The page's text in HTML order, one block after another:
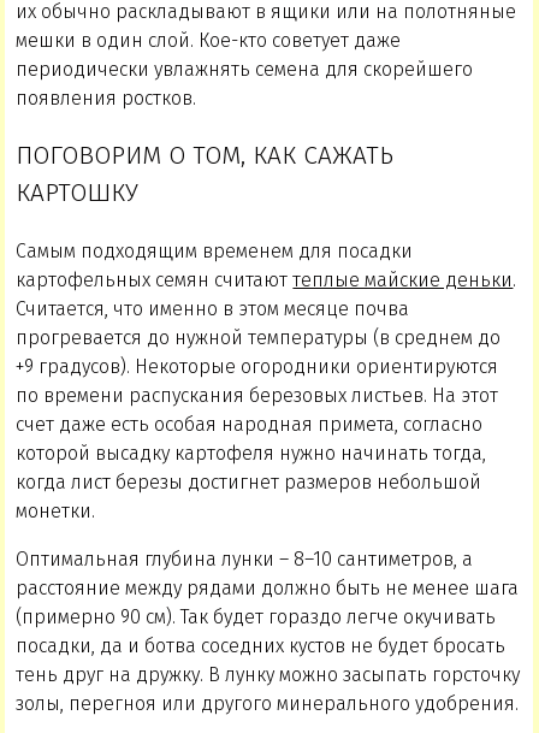
их обычно раскладывают в ящики или на полотняные
мешки в один слой. Кое-кто советует даже
периодически увлажнять семена для скорейшего
появления ростков.
ПОГОВОРИМ О ТОМ, КАК САЖАТЬ
КАРТОШКУ
Самым подходящим временем для посадки
картофельных семян считаюттеплые майские деньки.
Считается, что именно в этом месяце почва
прогревается до нужной температуры (в среднем до
+9 градусов). Некоторые огородники ориентируются
по времени распускания березовых листьев. На этот
счет даже есть особая народная примета, согласно
которой высадку картофеля нужно начинать тогда,
когда лист березы достигнет размеров небольшой
монетки.
Оптимальная глубина лунки – 8–10 сантиметров, а
расстояние между рядами должно быть не менее шага
(примерно 90 см). Так будет гораздо легче окучивать
посадки, да и ботва соседних кустов не будет бросать
тень друг на дружку. В лунку можно засыпать горсточку
золы, перегноя или другого минерального удобрения.